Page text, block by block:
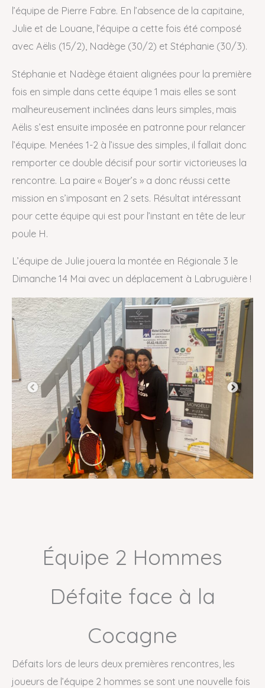
l’équipe de Pierre Fabre. En l’absence de la capitaine,
Julie et de Louane, l’équipe a cette fois été composé
avec Aëlis (15/2), Nadège (30/2) et Stéphanie (30/3).
Stéphanie et Nadège étaient alignées pour la première
fois en simple dans cette équipe 1 mais elles se sont
malheureusement inclinées dans leurs simples, mais
Aëlis s’est ensuite imposée en patronne pour relancer
l’équipe. Menées 1-2 à l’issue des simples, il fallait donc
remporter ce double décisif pour sortir victorieuses la
rencontre. La paire « Boyer’s » a donc réussi cette
mission en s’imposant en 2 sets. Résultat intéressant
pour cette équipe qui est pour l’instant en tête de leur
poule H.
L’équipe de Julie jouera la montée en Régionale 3 le
Dimanche 14 Mai avec un déplacement à Labruguière !
Équipe 2 Hommes
Défaite face à la
Cocagne
Défaits lors de leurs deux premières rencontres, les
joueurs de l’équipe 2 hommes se sont une nouvelle fois